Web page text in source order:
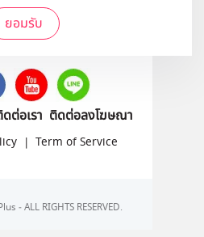
ยอมรับ
ามเราได้ที่
ต่อเรา ติดต่อลงโฆษณา
| Term of Service
- ALL RIGHTS RESERVED.